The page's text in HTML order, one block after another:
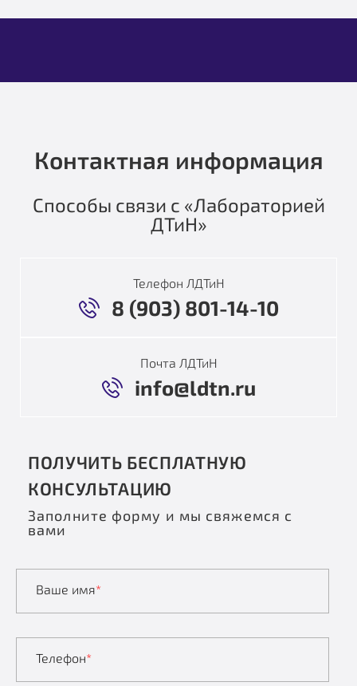
Контактная информация
Способы связи с «Лабораторией
ДТиН»
Телефон ЛДТиН
8 (903) 801-14-10
Почта ЛДТиН
info@ldtn.ru
ПОЛУЧИТЬ БЕСПЛАТНУЮ
КОНСУЛЬТАЦИЮ
Заполните форму и мы свяжемся с
вами
Ваше имя*
Телефон*